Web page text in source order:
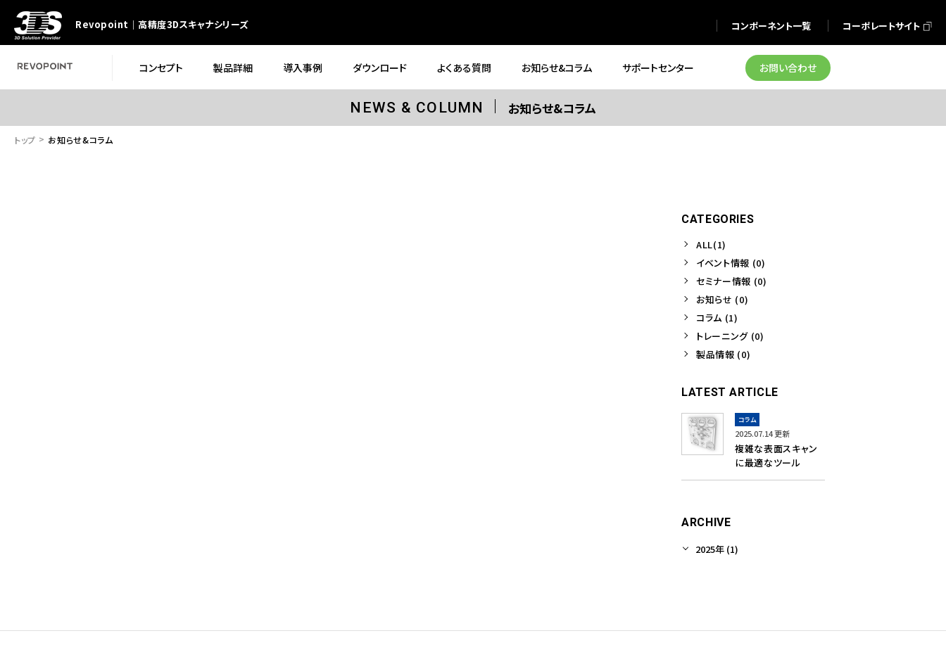
Revopoint｜高精度3Dスキャナシリーズ コンポーネント一覧 コーポレートサイト
コンセプト 製品詳細 導入事例 ダウンロード よくある質問 お知らせ&コラム サポートセンター お問い合わせ
NEWS & COLUMN お知らせ&コラム
トップ お知らせ&コラム
CATEGORIES
ALL(1)
イベント情報 (0)
セミナー情報 (0)
お知らせ (0)
コラム (1)
トレーニング (0)
製品情報 (0)
LATEST ARTICLE
コラム
2025.07.14 更新
複雑な表面スキャン
に最適なツール
ARCHIVE
2025年 (1)